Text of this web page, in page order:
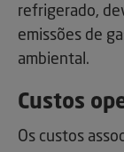
refrigerado,
emissões de
ambiental.
Custos
Os custos